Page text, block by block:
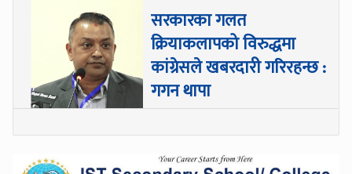
सरकारका गलत
क्रियाकलापको विरुद्धमा
कांग्रेसले खबरदारी गरिरहन्छ :
गगन थापा